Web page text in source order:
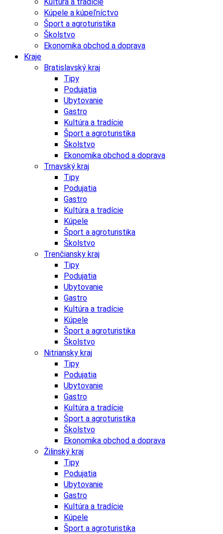
Kúpele a kúpeľníctvo
Šport a agroturistika
Školstvo
Ekonomika obchod a doprava
Kraje
Bratislavský kraj
Tipy
Podujatia
Ubytovanie
Gastro
Kultúra a tradície
Šport a agroturistika
Školstvo
Ekonomika obchod a doprava
Trnavský kraj
Tipy
Podujatia
Gastro
Kultúra a tradície
Kúpele
Šport a agroturistika
Školstvo
Trenčiansky kraj
Tipy
Podujatia
Ubytovanie
Gastro
Kultúra a tradície
Kúpele
Šport a agroturistika
Školstvo
Nitriansky kraj
Tipy
Podujatia
Ubytovanie
Gastro
Kultúra a tradície
Šport a agroturistika
Školstvo
Ekonomika obchod a doprava
Žilinský kraj
Tipy
Podujatia
Ubytovanie
Gastro
Kultúra a tradície
Kúpele
Šport a agroturistika